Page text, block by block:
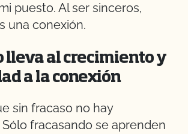
puesto. Al ser sinceros,
una conexión.
lleva al crecimiento y
a la conexión
sin fracaso no hay
fracasando se aprenden